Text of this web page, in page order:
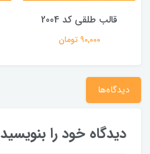
قالب طلقی کد 2004
90,000 تومان
دیدگاه‌ها
دیدگاه خود را بنویسید